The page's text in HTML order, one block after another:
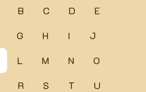
B C D
E
G H I
J
L M N
O
R S T
U